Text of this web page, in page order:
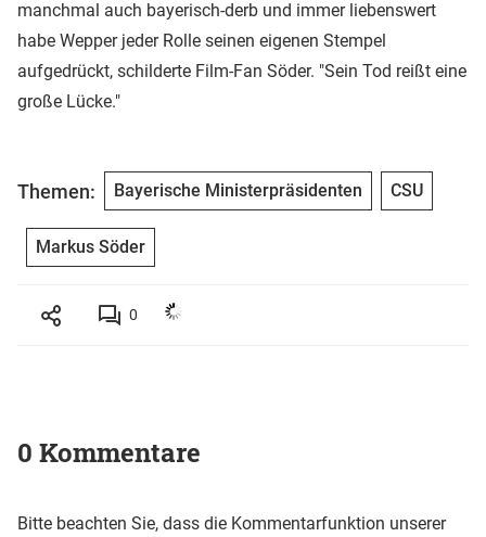
manchmal auch bayerisch-derb und immer liebenswert
habe Wepper jeder Rolle seinen eigenen Stempel
aufgedrückt, schilderte Film-Fan Söder. "Sein Tod reißt eine
große Lücke."
Themen: Bayerische Ministerpräsidenten CSU
Markus Söder
0
0 Kommentare
Bitte beachten Sie, dass die Kommentarfunktion unserer